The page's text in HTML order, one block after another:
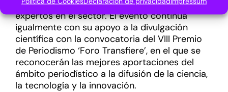
inversores nacionales e internacionales
expertos en el sector. El evento continúa
igualmente con su apoyo a la divulgación
científica con la convocatoria del VIII Premio
de Periodismo ‘Foro Transfiere’, en el que se
reconocerán las mejores aportaciones del
ámbito periodístico a la difusión de la ciencia,
la tecnología y la innovación.